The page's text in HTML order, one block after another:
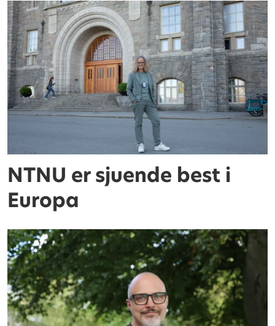
NTNU er sjuende best i
Europa